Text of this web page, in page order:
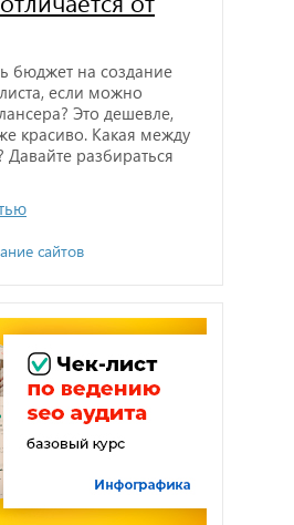
бюджет на создание
если можно
Это дешевле,
красиво. Какая между
разбираться
сайтов